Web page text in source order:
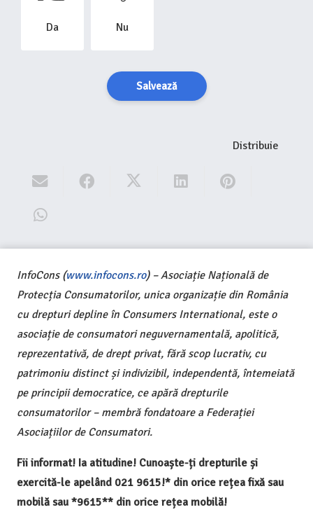
Da Nu
Salvează
Distribuie
InfoCons (www.infocons.ro) – Asociație Națională de
Protecția Consumatorilor, unica organizație din România
cu drepturi depline în Consumers International, este o
asociație de consumatori neguvernamentală, apolitică,
reprezentativă, de drept privat, fără scop lucrativ, cu
patrimoniu distinct și indivizibil, independentă, întemeiată
pe principii democratice, ce apără drepturile
consumatorilor – membră fondatoare a Federației
Asociațiilor de Consumatori.
Fii informat! Ia atitudine! Cunoaște-ți drepturile și
exercită-le apelând 021 9615!* din orice rețea fixă sau
mobilă sau *9615** din orice rețea mobilă!